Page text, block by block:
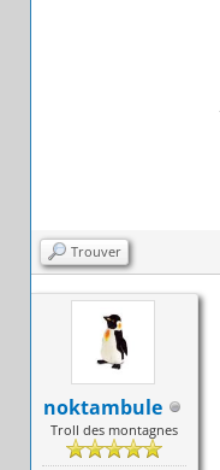
Trouver
noktambule
Troll des montagnes